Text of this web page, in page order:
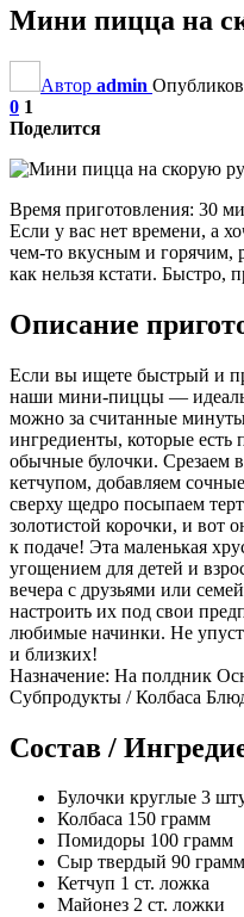
Мини пицца на
Автор admin
0 1
Поделится
Время приготовления: 30
Если у вас нет времени, а
чем-то вкусным и горячим,
как нельзя кстати. Быстро,
Описание
Если вы ищете быстрый и
наши мини-пиццы —
можно за считанные
ингредиенты, которые
обычные булочки. Срезаем
кетчупом, добавляем
сверху щедро посыпаем
золотистой корочки, и
к подаче! Эта маленькая
угощением для детей и
вечера с друзьями или
настроить их под свои
любимые начинки. Не
и близких!
Назначение: На полдник
Субпродукты / Колбаса
Состав /
Булочки круглые 3
Колбаса 150 грамм
Помидоры 100 грамм
Сыр твердый 90 грамм
Кетчуп 1 ст. ложка
Майонез 2 ст. ложки